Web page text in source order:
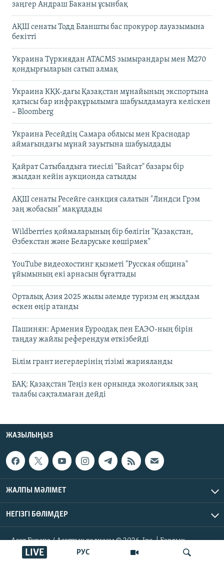
РУС
LIVE
заңгер Андраш Баканы ұсынбақ
АҚШ сенаты Тодд Бланшты бас прокурор лауазымына
бекітті
Украина Түркиядан ATACMS зымырандары мен M270
қондырғыларын сатып алмақ
Украина КҚК-дағы Қазақстан мұнайының экспортына
қатысы бар инфрақұрылымға шабуылдамауға келіскен
– Bloomberg
Украина Ресейдің Самара облысы мен Краснодар
аймағындағы мұнай зауытына шабуылдады
Қайрат Сатыбалдыға тиесілі "Байсат" базары бір
жылдан кейін аукционда сатылды
АҚШ сенаты Ресейге санкция салатын "Линдси Грэм
заң жобасын" мақұлдады
Wildberries қоймаларының бір бөлігін "Қазақстан,
Өзбекстан және Беларуське көшірмек"
YouTube видеохостинг қызметі "Русская община"
ұйымының екі арнасын бұғаттады
Орталық Азия 2025 жылы әлемде туризм ең жылдам
өскен өңір атанды
Пашинян: Армения Еуроодақ пен ЕАЭО-ның бірін
таңдау жайлы референдум өткізбейді
Білім грант иегерлерінің тізімі жарияланды
БАҚ: Қазақстан Теңіз кен орнында экологиялық заң
талабы сақталмаған дейді
ЖАЗЫЛЫҢЫЗ
ЖАЛПЫ МӘЛІМЕТ
НЕГІЗГІ БӨЛІМДЕР
Азат Еуропа / Азаттық радиосы © 2026, Inc. | Барлық
құқықтары қорғалған